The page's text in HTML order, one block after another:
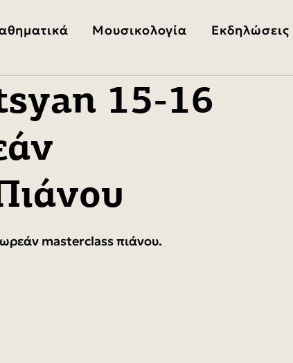
Μουσικολογία Εκδηλώσεις
15-16
masterclass πιάνου.